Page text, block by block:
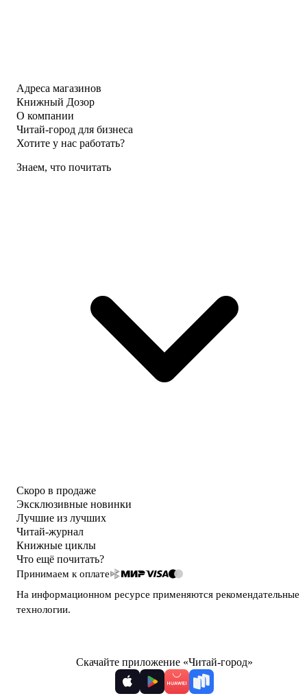
Адреса магазинов
Книжный Дозор
О компании
Читай-город для бизнеса
Хотите у нас работать?
Знаем, что почитать
Скоро в продаже
Эксклюзивные новинки
Лучшие из лучших
Читай-журнал
Книжные циклы
Что ещё почитать?
Принимаем к оплате
На информационном ресурсе применяются рекомендательные
технологии.
Скачайте приложение «Читай-город»